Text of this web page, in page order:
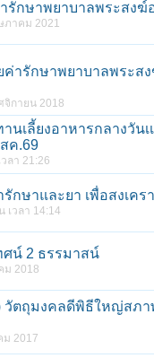
กษาพยาบาลพระสงฆ์
ภาคม 2021
ารักษาพยาบาลพระส
จิกายน 2018
นเลี้ยงอาหารกลางวัน
ค.69
ลา 21:26
กษาและยา เพื่อสงเค
เวลา 14:14
ศน์ 2 ธรรมาสน์
ม 2018
วัตถุมงคลดีพิธีใหญ่สภา
ม 2017